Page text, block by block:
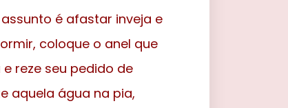
é afastar inveja e
coloque o anel que
reze seu pedido de
aquela água na pia,